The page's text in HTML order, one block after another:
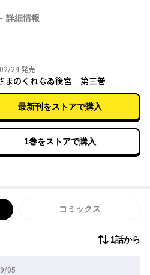
生活はどうなってしまうのかー
詳細情報
242024年02月24日
発売
まのくれなゐ後宮 第三巻
最新刊をストアで購入
1巻をストアで購入
コミックス
1話から
05
月05日